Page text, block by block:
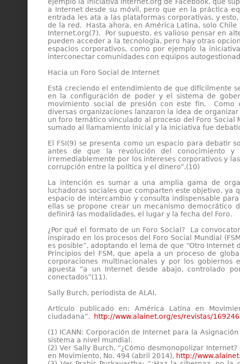
a Internet desde su móvil, pero que en la práctica
entrada les ata a las plataformas corporativas, y
de la red. Hasta ahora, en América Latina, solo
Internet.org(7). Por supuesto, es valioso pensar en
pueden acceder a la tecnología, pero hay otras
espacios corporativos, como por ejemplo la iniciativa
interconectar comunidades con equipos
Hacia un Foro Social de Internet
Está creciendo el entendimiento de que difícilmente
en la configuración de poder y el sistema de
movimiento social de presión con este fin. Como
diversas organizaciones lanzaron la idea de
un foro temático vinculado al proceso del Foro Social
sumado al llamamiento inicial y la iniciativa fue
El FSI(9) se presenta como un espacio para debatir
antes de que la revolución del conocimiento y
irremediablemente por los intereses corporativos y
corrupción entre la política y el dinero”.(10)
La intención es sumar a una amplia gama de
luchadoras sociales que comparten este objetivo,
espacio de intercambio y consulta indispensable
ellas se propone crear un mecanismo democrático
definirá las modalidades, el lugar y la fecha del Foro.
¿Por qué el formato de un Foro Social? La
inspirado en los procesos del Foro Social Mundial
es posible”, adoptando el lema de que “Otro
Principios del FSM, que apela a un proceso de
corporaciones multinacionales y por los gobiernos
apuesta “a un Internet desde abajo, controlado
conectados”(11).
Sally Burch, periodista de ALAI.
Artículo publicado en: América Latina en
ciudadana”.
http://www.alainet.org/es/revistas/169246
(1) ICANN: Corporación de Internet para la
sistema a nivel mundial.
(2) Ver Sally Burch, “¿Cómo desmonopolizar
en Movimiento, No. 494 (abril 2014), http://